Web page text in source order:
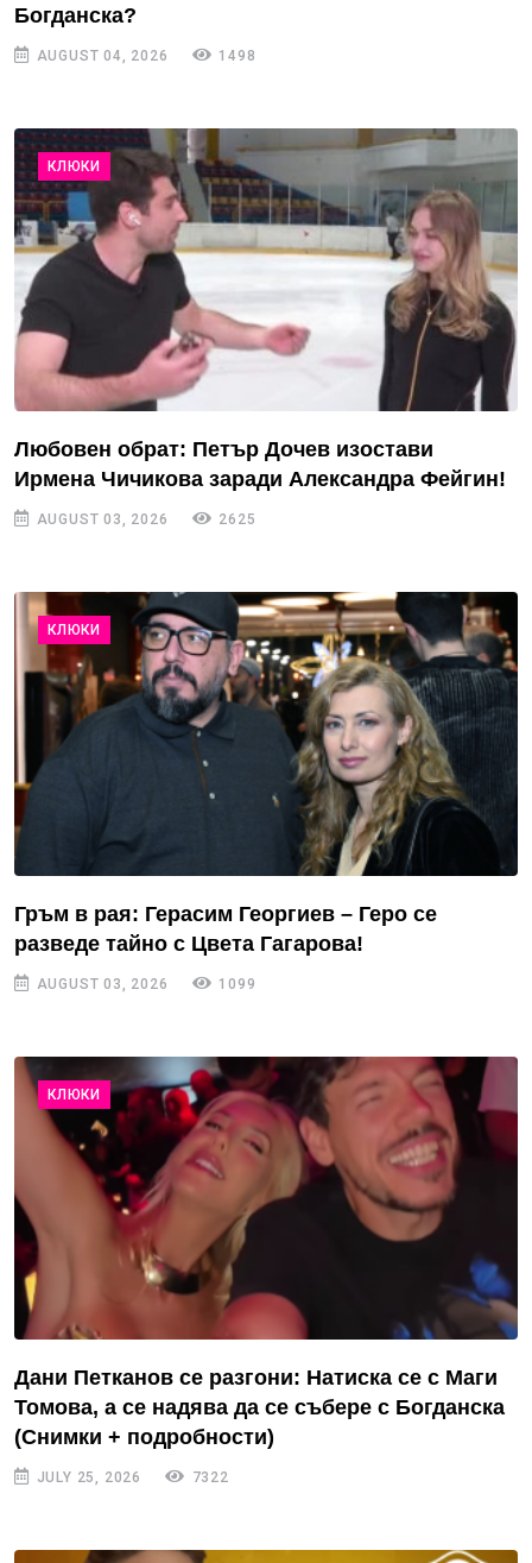
Богданска?
AUGUST 04, 2026 1498
КЛЮКИ
Любовен обрат: Петър Дочев изостави
Ирмена Чичикова заради Александра Фейгин!
AUGUST 03, 2026 2625
КЛЮКИ
Гръм в рая: Герасим Георгиев – Геро се
разведе тайно с Цвета Гагарова!
AUGUST 03, 2026 1099
КЛЮКИ
Дани Петканов се разгони: Натиска се с Маги
Томова, а се надява да се събере с Богданска
(Снимки + подробности)
JULY 25, 2026 7322